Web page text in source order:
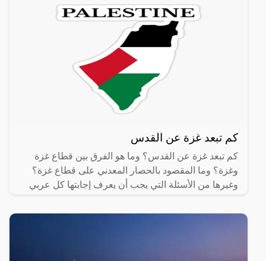
كم تبعد غزة عن القدس
كم تبعد غزة عن القدس؟ وما هو الفرق بين قطاع غزة
وغزة؟ وما المقصود بالحصار المعدني على قطاع غزة؟
وغيرها من الأسئلة التي يجب أن يعرف إجابتها كل عربي